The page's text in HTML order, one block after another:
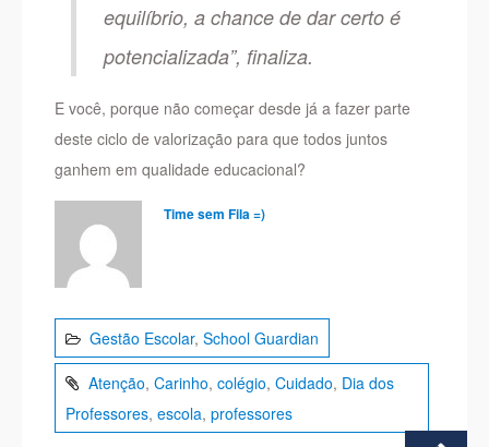
equilíbrio, a chance de dar certo é
potencializada”, finaliza.
E você, porque não começar desde já a fazer parte
deste ciclo de valorização para que todos juntos
ganhem em qualidade educacional?
Time sem Fila =)
Gestão Escolar,School Guardian
Atenção,Carinho,colégio,Cuidado, Dia dos
Professores,escola,professores